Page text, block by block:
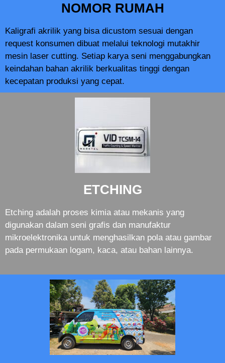
NOMOR RUMAH
Kaligrafi akrilik yang bisa dicustom sesuai dengan
request konsumen dibuat melalui teknologi mutakhir
mesin laser cutting. Setiap karya seni menggabungkan
keindahan bahan akrilik berkualitas tinggi dengan
kecepatan produksi yang cepat.
ETCHING
Etching adalah proses kimia atau mekanis yang
digunakan dalam seni grafis dan manufaktur
mikroelektronika untuk menghasilkan pola atau gambar
pada permukaan logam, kaca, atau bahan lainnya.